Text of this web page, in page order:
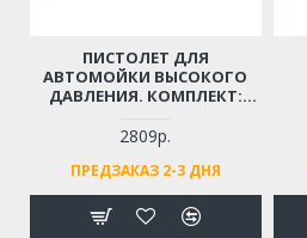
ПИСТОЛЕТ ДЛЯ
АВТОМОЙКИ ВЫСОКОГО
ДАВЛЕНИЯ. КОМПЛЕКТ:
РЕГУЛИРУЮЩЕЙ СТРУЮ
ВОДЫ (РЕЗЬБА М14)
2809р.
ПРЕДЗАКАЗ 2-3 ДНЯ